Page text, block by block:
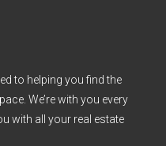
to helping you find the
We’re with you every
with all your real estate